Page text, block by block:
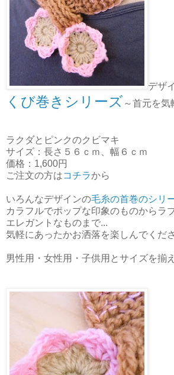
デザ
くび巻きシリーズ ～首元を気
ラクダとピンクのクビマキ
サイズ：長さ５６ｃｍ、幅６ｃｍ
価格：1,600円
ご注文の方はコチラから
いろんなデザインの毛糸の首巻のシリ
カラフルでポップな印象のものからラ
エレガントなものまで...
気軽にあったかお洒落を楽しんでくだ
男性用・女性用・子供用とサイズを揃